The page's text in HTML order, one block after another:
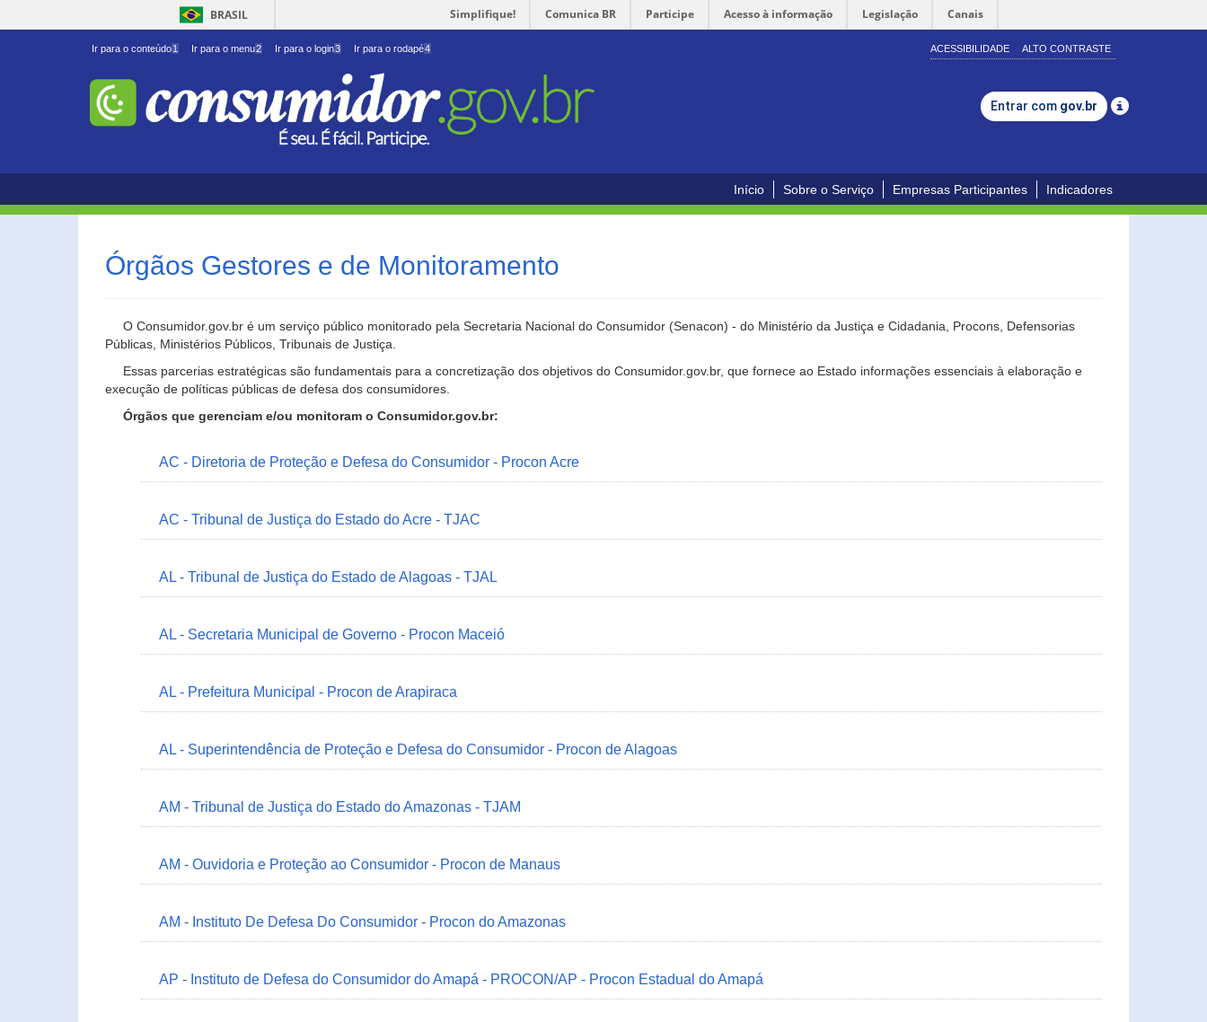
BRASIL Simplifique! Comunica BR Participe Acesso à informação Legislação Canais
Ir para o conteúdo1 Ir para o menu2 Ir para o login3 Ir para o rodapé4 ACESSIBILIDADE ALTO CONTRASTE
Entrar com gov.br
Início Sobre o Serviço Empresas Participantes Indicadores
Órgãos Gestores e de Monitoramento
O Consumidor.gov.br é um serviço público monitorado pela Secretaria Nacional do Consumidor (Senacon) - do Ministério da Justiça e Cidadania, Procons, Defensorias
Públicas, Ministérios Públicos, Tribunais de Justiça.
Essas parcerias estratégicas são fundamentais para a concretização dos objetivos do Consumidor.gov.br, que fornece ao Estado informações essenciais à elaboração e
execução de políticas públicas de defesa dos consumidores.
Órgãos que gerenciam e/ou monitoram o Consumidor.gov.br:
AC - Diretoria de Proteção e Defesa do Consumidor - Procon Acre
AC - Tribunal de Justiça do Estado do Acre - TJAC
AL - Tribunal de Justiça do Estado de Alagoas - TJAL
AL - Secretaria Municipal de Governo - Procon Maceió
AL - Prefeitura Municipal - Procon de Arapiraca
AL - Superintendência de Proteção e Defesa do Consumidor - Procon de Alagoas
AM - Tribunal de Justiça do Estado do Amazonas - TJAM
AM - Ouvidoria e Proteção ao Consumidor - Procon de Manaus
AM - Instituto De Defesa Do Consumidor - Procon do Amazonas
AP - Instituto de Defesa do Consumidor do Amapá - PROCON/AP - Procon Estadual do Amapá